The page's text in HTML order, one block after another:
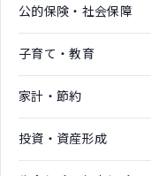
公的保険・社会保障
子育て・教育
家計・節約
投資・資産形成